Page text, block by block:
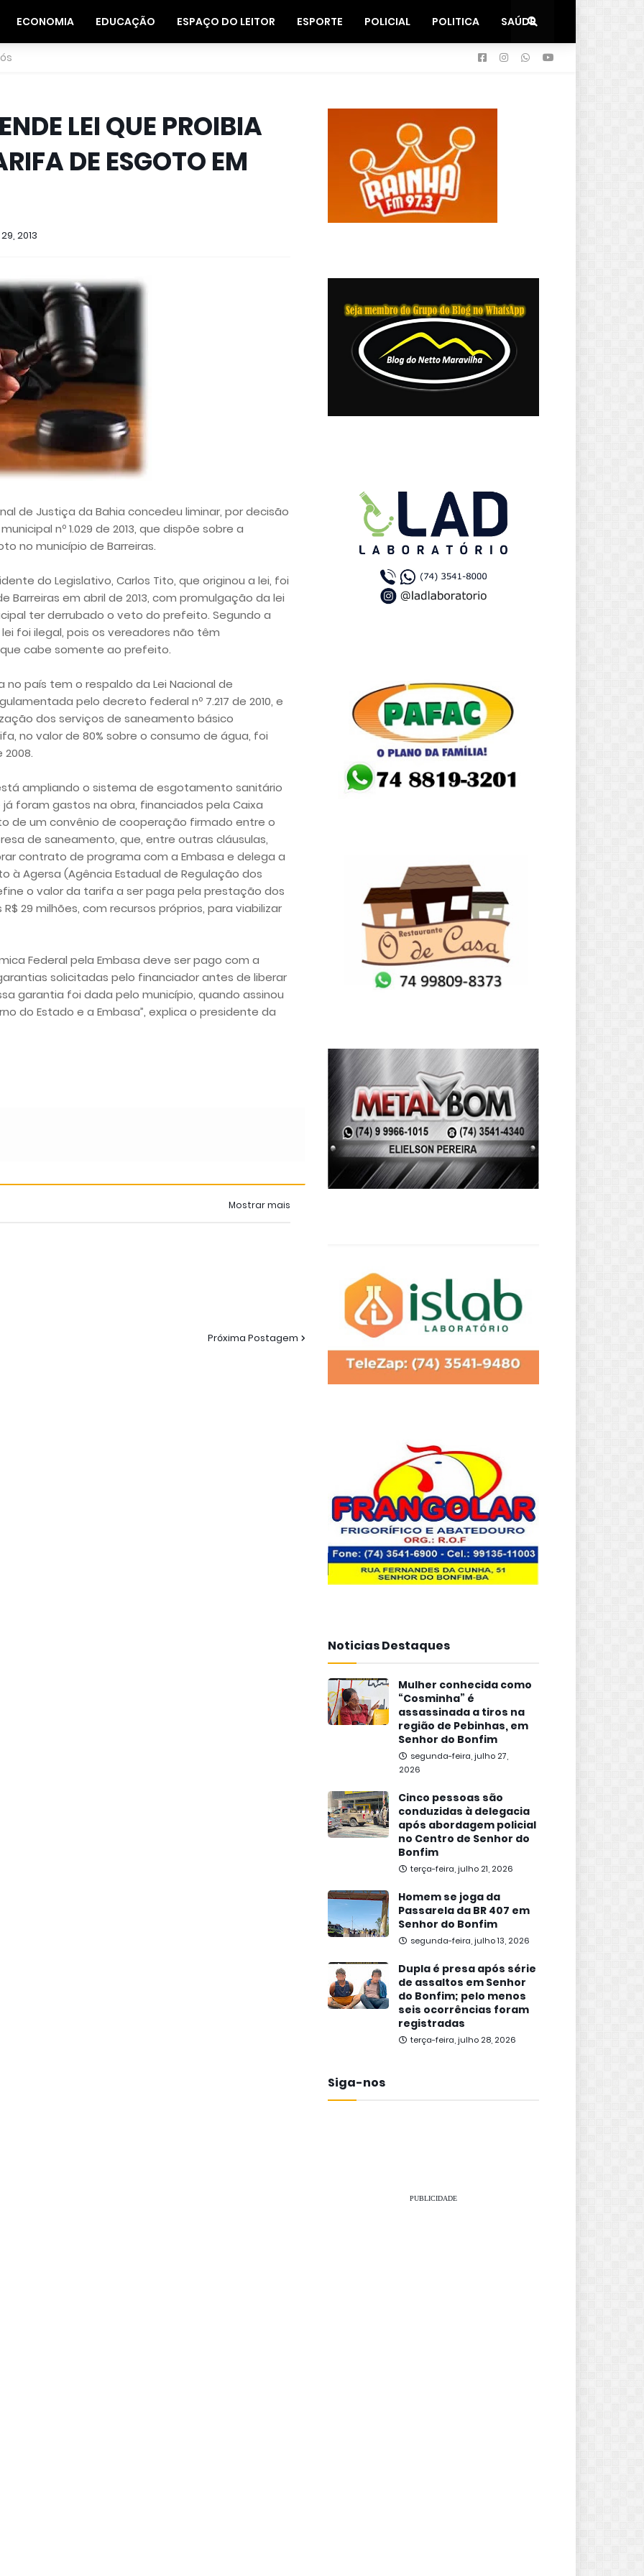
ECONOMIA EDUCAÇÃO ESPAÇO DO LEITOR ESPORTE POLICIAL POLITICA SAÚDE
LEI QUE PROIBIA
DE ESGOTO EM
2013
de Justiça da Bahia concedeu liminar, por decisão
nº 1.029 de 2013, que dispõe sobre a
no município de Barreiras.
do Legislativo, Carlos Tito, que originou a lei, foi
em abril de 2013, com promulgação da lei
ter derrubado o veto do prefeito. Segundo a
foi ilegal, pois os vereadores não têm
cabe somente ao prefeito.
país tem o respaldo da Lei Nacional de
pelo decreto federal nº 7.217 de 2010, e
dos serviços de saneamento básico
no valor de 80% sobre o consumo de água, foi
2008.
ampliando o sistema de esgotamento sanitário
já foram gastos na obra, financiados pela Caixa
de um convênio de cooperação firmado entre o
de saneamento, que, entre outras cláusulas,
contrato de programa com a Embasa e delega a
à Agersa (Agência Estadual de Regulação dos
o valor da tarifa a ser paga pela prestação dos
29 milhões, com recursos próprios, para viabilizar
Federal pela Embasa deve ser pago com a
solicitadas pelo financiador antes de liberar
garantia foi dada pelo município, quando assinou
do Estado e a Embasa”, explica o presidente da
Mostrar mais
Próxima Postagem
Noticias Destaques
Mulher conhecida como
“Cosminha” é
assassinada a tiros na
região de Pebinhas, em
Senhor do Bonfim
segunda-feira, julho 27,
2026
Cinco pessoas são
conduzidas à delegacia
após abordagem policial
no Centro de Senhor do
Bonfim
terça-feira, julho 21, 2026
Homem se joga da
Passarela da BR 407 em
Senhor do Bonfim
segunda-feira, julho 13, 2026
Dupla é presa após série
de assaltos em Senhor
do Bonfim; pelo menos
seis ocorrências foram
registradas
terça-feira, julho 28, 2026
Siga-nos
PUBLICIDADE